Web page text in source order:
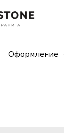
Оформление